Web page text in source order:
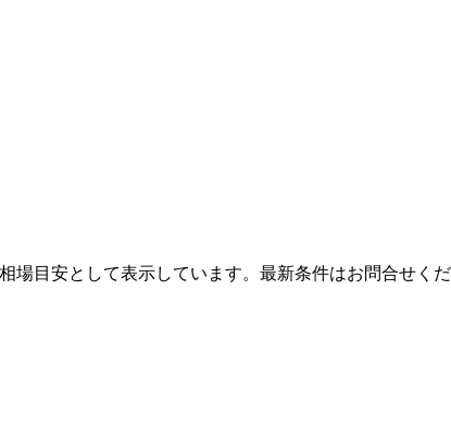
場目安として表示しています。最新条件はお問合せく